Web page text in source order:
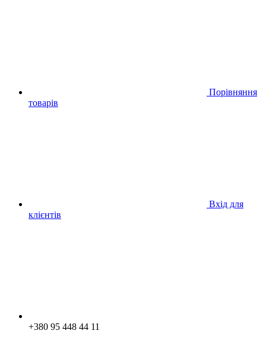
Порівняння
товарів
Вхід для
клієнтів
+380 95 448 44 11